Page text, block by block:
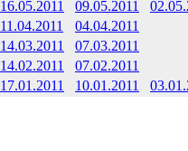
16.05.2011 09.05.2011
11.04.2011
04.04.2011
14.03.2011
07.03.2011
14.02.2011
07.02.2011
17.01.2011 10.01.2011